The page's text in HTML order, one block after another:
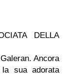
DELLA
Ancora
sua adorata